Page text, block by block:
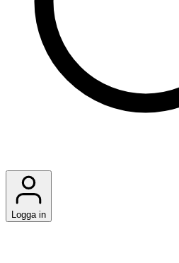
Logga in